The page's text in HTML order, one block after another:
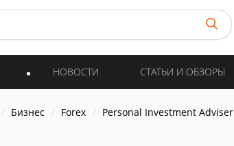
НОВОСТИ СТАТЬИ И ОБЗОРЫ
Бизнес Forex Personal Investment Adviser